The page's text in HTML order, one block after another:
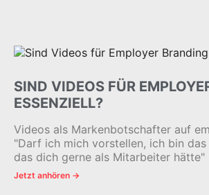
SIND VIDEOS FÜR
ESSENZIELL?
Videos als Markenbotschafter auf
"Darf ich mich vorstellen, ich bin das
das dich gerne als Mitarbeiter hätte"
Jetzt anhören →